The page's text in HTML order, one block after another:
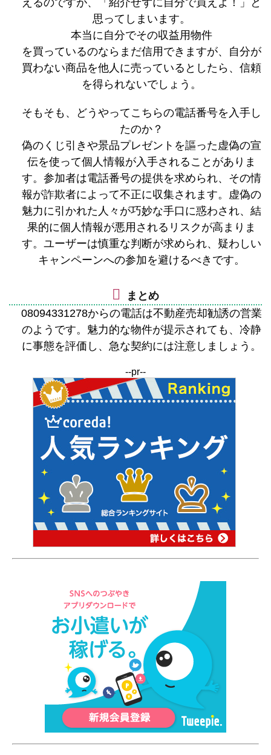
思ってしまいます。
本当に自分でその収益用物件
を買っているのならまだ信用できますが、自分が
買わない商品を他人に売っているとしたら、信頼
を得られないでしょう。
そもそも、どうやってこちらの電話番号を入手し
たのか？
偽のくじ引きや景品プレゼントを謳った虚偽の宣
伝を使って個人情報が入手されることがありま
す。参加者は電話番号の提供を求められ、その情
報が詐欺者によって不正に収集されます。虚偽の
魅力に引かれた人々が巧妙な手口に惑わされ、結
果的に個人情報が悪用されるリスクが高まりま
す。ユーザーは慎重な判断が求められ、疑わしい
キャンペーンへの参加を避けるべきです。
まとめ
08094331278からの電話は不動産売却勧誘の営業
のようです。魅力的な物件が提示されても、冷静
に事態を評価し、急な契約には注意しましょう。
--pr--